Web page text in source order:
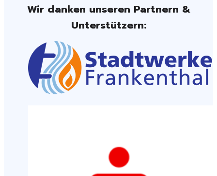
Wir danken unseren Partnern &
Unterstützern: